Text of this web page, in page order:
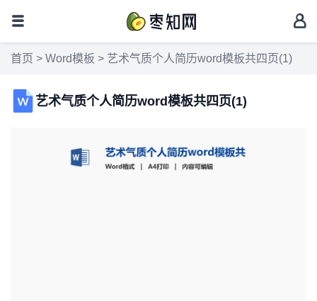
首页 > Word模板 > 艺术气质个人简历word模板共四页(1)
艺术气质个人简历word模板共四页(1)